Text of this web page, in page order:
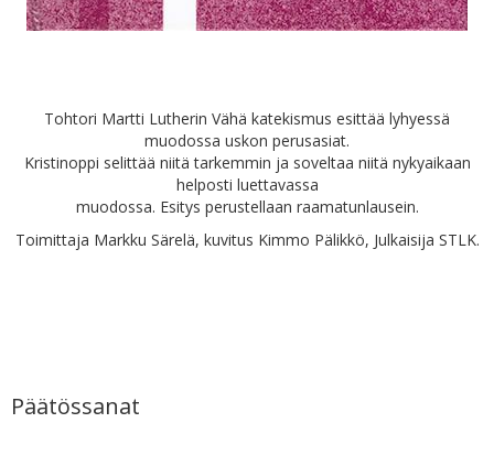
Tohtori Martti Lutherin Vähä katekismus esittää lyhyessä
muodossa uskon perusasiat.
Kristinoppi selittää niitä tarkemmin ja soveltaa niitä nykyaikaan
helposti luettavassa
muodossa. Esitys perustellaan raamatunlausein.
Toimittaja Markku Särelä, kuvitus Kimmo Pälikkö, Julkaisija STLK.
Päätössanat